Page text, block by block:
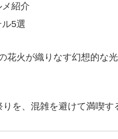
紹介
5選
花火が織りなす幻想的な
を、混雑を避けて満喫す